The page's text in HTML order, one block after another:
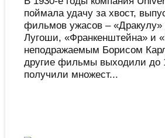
поймала удачу за хвост,
фильмов ужасов – «Дракулу»
Лугоши, «Франкенштейна» и
неподражаемым Борисом
другие фильмы выходили до
получили множест...